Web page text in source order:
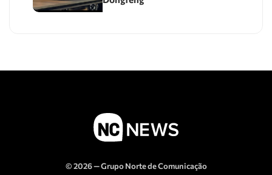
© 2026 — Grupo Norte de Comunicação